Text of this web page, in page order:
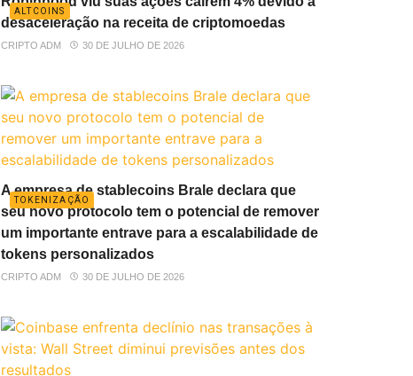
ALTCOINS
desaceleração na receita de criptomoedas
CRIPTO ADM 30 DE JULHO DE 2026
TOKENIZAÇÃO
A empresa de stablecoins Brale declara que
seu novo protocolo tem o potencial de remover
um importante entrave para a escalabilidade de
tokens personalizados
CRIPTO ADM 30 DE JULHO DE 2026